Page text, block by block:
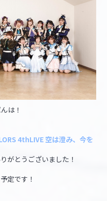
バンダイナムコID Link設定
は！
4thLIVE 空は澄み、今を
がとうございました！
定です！